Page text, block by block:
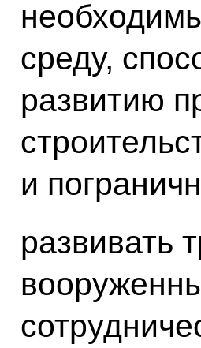
среду,
развитию
и
развивать